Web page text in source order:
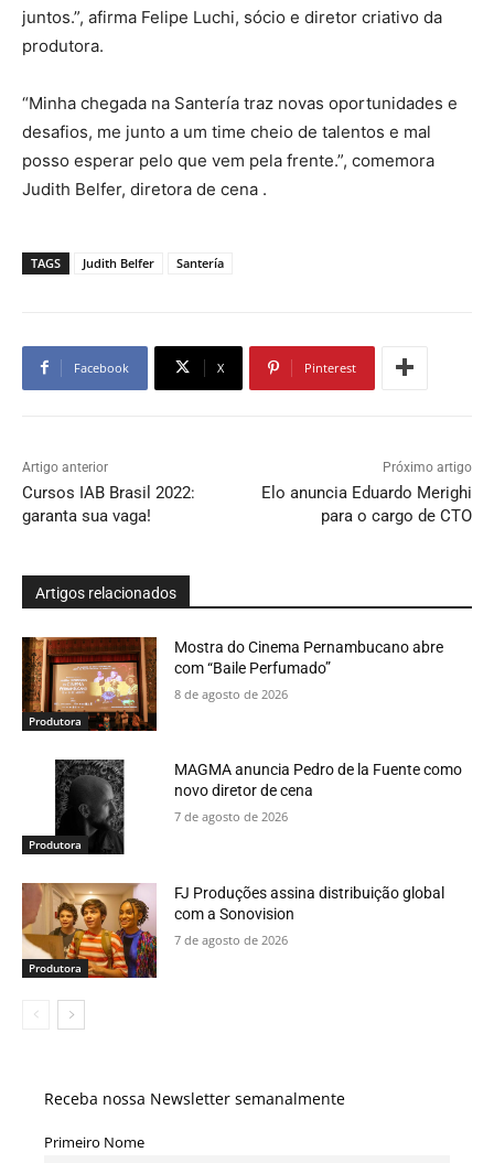
juntos.”, afirma Felipe Luchi, sócio e diretor criativo da
produtora.
“Minha chegada na Santería traz novas oportunidades e
desafios, me junto a um time cheio de talentos e mal
posso esperar pelo que vem pela frente.”, comemora
Judith Belfer, diretora de cena .
TAGS Judith Belfer Santería
Facebook X Pinterest
Artigo anterior
Cursos IAB Brasil 2022:
garanta sua vaga!
Próximo artigo
Elo anuncia Eduardo Merighi
para o cargo de CTO
Artigos relacionados
Produtora
Mostra do Cinema Pernambucano abre
com “Baile Perfumado”
8 de agosto de 2026
Produtora
MAGMA anuncia Pedro de la Fuente como
novo diretor de cena
7 de agosto de 2026
Produtora
FJ Produções assina distribuição global
com a Sonovision
7 de agosto de 2026
Receba nossa Newsletter semanalmente
Primeiro Nome